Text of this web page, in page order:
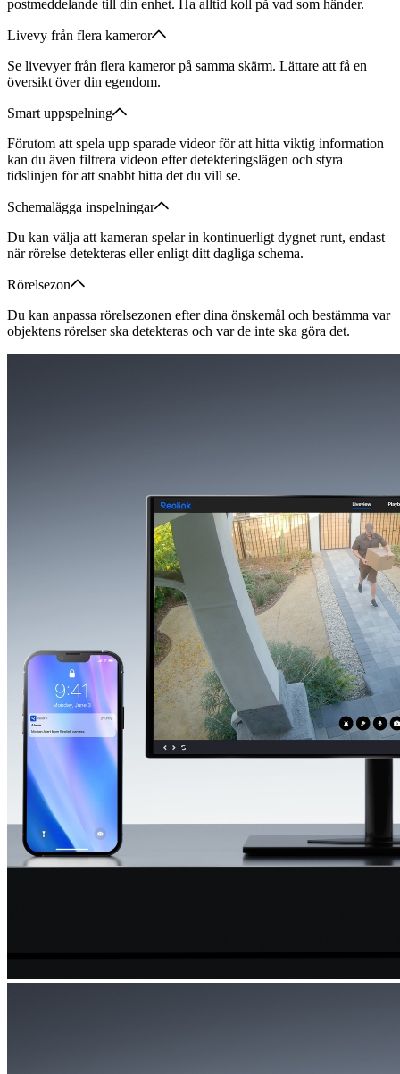
postmeddelande till din enhet. Ha alltid koll på vad som händer.
Livevy från flera kameror
Se livevyer från flera kameror på samma skärm. Lättare att få en
översikt över din egendom.
Smart uppspelning
Förutom att spela upp sparade videor för att hitta viktig information
kan du även filtrera videon efter detekteringslägen och styra
tidslinjen för att snabbt hitta det du vill se.
Schemalägga inspelningar
Du kan välja att kameran spelar in kontinuerligt dygnet runt, endast
när rörelse detekteras eller enligt ditt dagliga schema.
Rörelsezon
Du kan anpassa rörelsezonen efter dina önskemål och bestämma var
objektens rörelser ska detekteras och var de inte ska göra det.